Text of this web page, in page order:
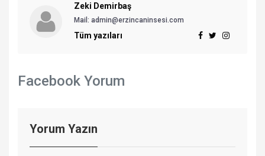
Zeki Demirbaş
Mail: admin@erzincaninsesi.com
Tüm yazıları
Facebook Yorum
Yorum Yazın